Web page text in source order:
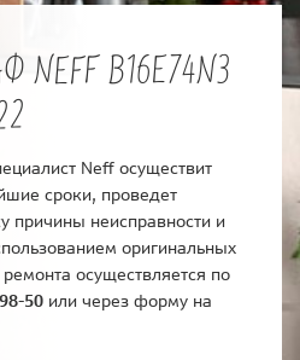
B16E74N3
Neff осуществит
сроки, проведет
причины неисправности и
оригинальных
осуществляется по
50 или через форму на